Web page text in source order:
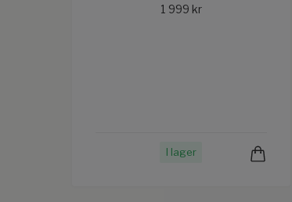
1 999 kr
I lager